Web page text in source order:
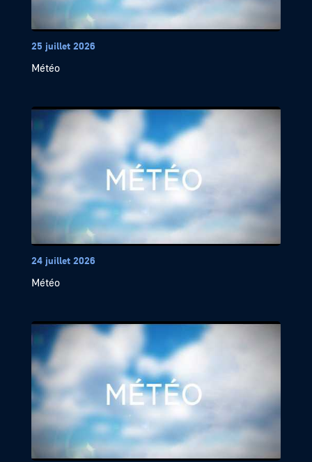
25 juillet 2026
Météo
24 juillet 2026
Météo